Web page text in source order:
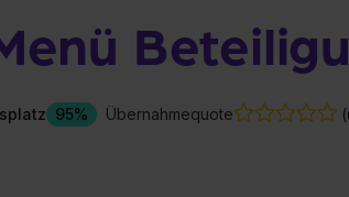
95% Übernahmequote